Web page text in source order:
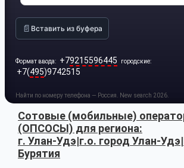
📄 Вставить из буфера
Формат ввода: +79215596445 городские:
+7(495)9742515
Найти по номеру телефона — Россия. New search 2026.
Сотовые (мобильные)
(ОПСОСЫ) для региона:
г. Улан-Удэ|г.о. город Улан-
Бурятия